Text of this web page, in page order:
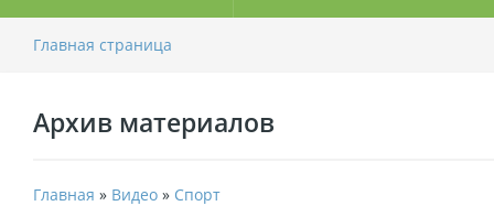
Главная страница
Архив материалов
Главная » Видео » Спорт